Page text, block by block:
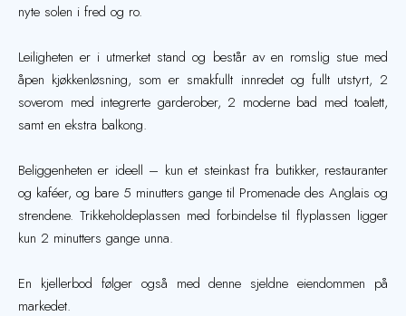
nyte solen i fred og ro.
Leiligheten er i utmerket stand og består av en romslig stue med
åpen kjøkkenløsning, som er smakfullt innredet og fullt utstyrt, 2
soverom med integrerte garderober, 2 moderne bad med toalett,
samt en ekstra balkong.
Beliggenheten er ideell – kun et steinkast fra butikker, restauranter
og kaféer, og bare 5 minutters gange til Promenade des Anglais og
strendene. Trikkeholdeplassen med forbindelse til flyplassen ligger
kun 2 minutters gange unna.
En kjellerbod følger også med denne sjeldne eiendommen på
markedet.